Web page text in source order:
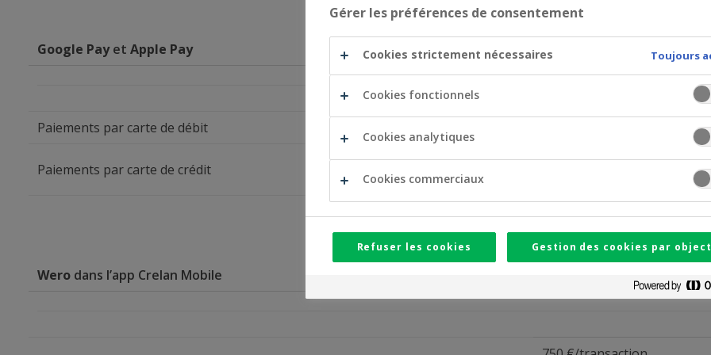
Google Payet Apple Pay
Paiements par carte de débit
Paiements par carte de crédit
1 900 €/mois (Visa Classic)
Wero dans l’app Crelan Mobile
Gérer les préférences de consentement
Cookies strictement nécessaires Toujours
Cookies fonctionnels
Cookies analytiques
Cookies commerciaux
Refuser les cookies Gestion des cookies par